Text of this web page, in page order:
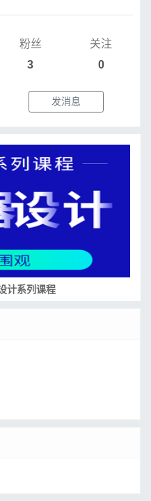
粉丝
3
关注
0
发消息
计系列课程